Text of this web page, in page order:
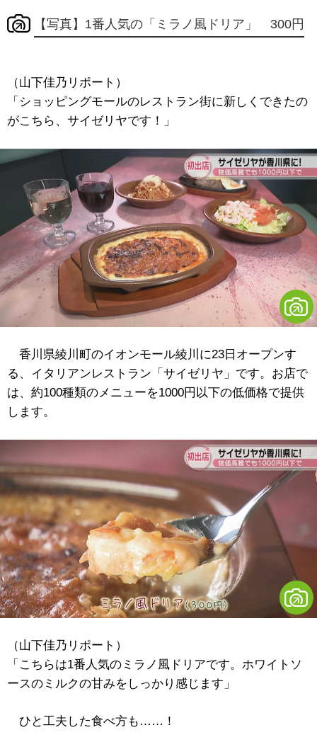
【写真】1番人気の「ミラノ風ドリア」 300円
（山下佳乃リポート）
「ショッピングモールのレストラン街に新しくできたの
がこちら、サイゼリヤです！」
香川県綾川町のイオンモール綾川に23日オープンす
る、イタリアンレストラン「サイゼリヤ」です。お店で
は、約100種類のメニューを1000円以下の低価格で提供
します。
（山下佳乃リポート）
「こちらは1番人気のミラノ風ドリアです。ホワイトソ
ースのミルクの甘みをしっかり感じます」
ひと工夫した食べ方も……！